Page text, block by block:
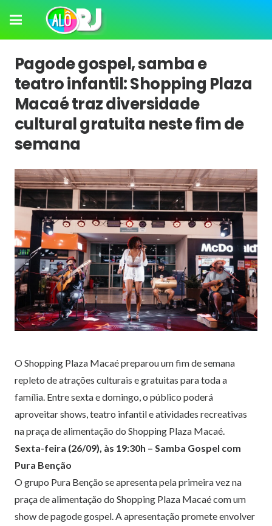
Pagode gospel, samba e
teatro infantil: Shopping Plaza
Macaé traz diversidade
cultural gratuita neste fim de
semana
O Shopping Plaza Macaé preparou um fim de semana
repleto de atrações culturais e gratuitas para toda a
família. Entre sexta e domingo, o público poderá
aproveitar shows, teatro infantil e atividades recreativas
na praça de alimentação do Shopping Plaza Macaé.
Sexta-feira (26/09), às 19:30h – Samba Gospel com
Pura Benção
O grupo Pura Benção se apresenta pela primeira vez na
praça de alimentação do Shopping Plaza Macaé com um
show de pagode gospel. A apresentação promete envolver